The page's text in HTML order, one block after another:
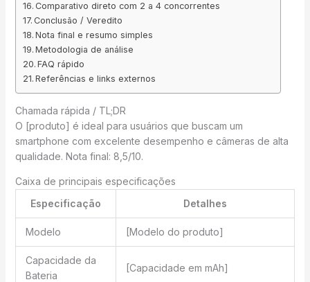
Comparativo direto com 2 a 4 concorrentes
Conclusão / Veredito
Nota final e resumo simples
Metodologia de análise
FAQ rápido
Referências e links externos
Chamada rápida / TL;DR
O [produto] é ideal para usuários que buscam um
smartphone com excelente desempenho e câmeras de alta
qualidade. Nota final: 8,5/10.
Caixa de principais especificações
Especificação
Detalhes
Modelo [Modelo do produto]
Capacidade da
Bateria
[Capacidade em mAh]